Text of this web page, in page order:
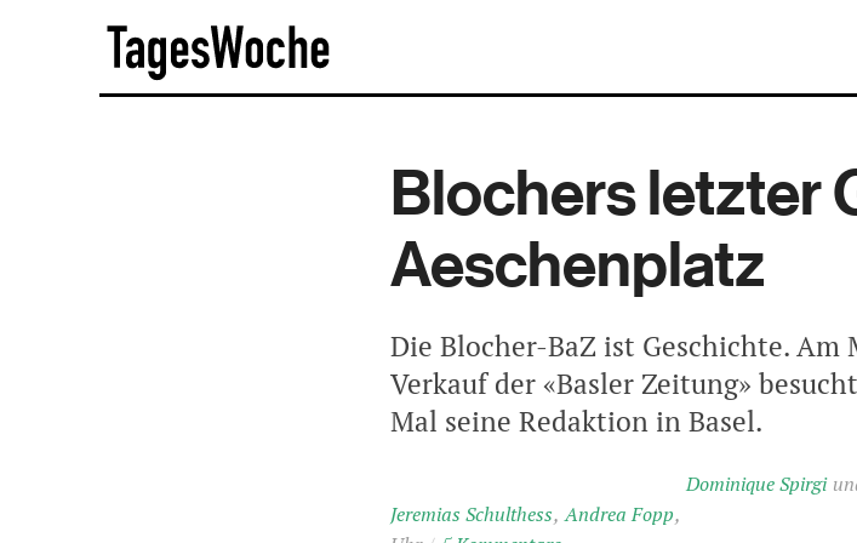
Blochers letzter
Aeschenplatz
Die Blocher-BaZ ist Geschichte.
Verkauf der «Basler Zeitung»
Mal seine Redaktion in Basel.
Jeremias Schulthess Andrea Fopp
Dominique Spirgi